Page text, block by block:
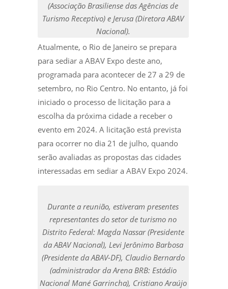
(Associação Brasiliense das Agências de
Turismo Receptivo) e Jerusa (Diretora ABAV
Nacional).
Atualmente, o Rio de Janeiro se prepara
para sediar a ABAV Expo deste ano,
programada para acontecer de 27 a 29 de
setembro, no Rio Centro. No entanto, já foi
iniciado o processo de licitação para a
escolha da próxima cidade a receber o
evento em 2024. A licitação está prevista
para ocorrer no dia 21 de julho, quando
serão avaliadas as propostas das cidades
interessadas em sediar a ABAV Expo 2024.
Durante a reunião, estiveram presentes
representantes do setor de turismo no
Distrito Federal: Magda Nassar (Presidente
da ABAV Nacional), Levi Jerônimo Barbosa
(Presidente da ABAV-DF), Claudio Bernardo
(administrador da Arena BRB: Estádio
Nacional Mané Garrincha), Cristiano Araújo